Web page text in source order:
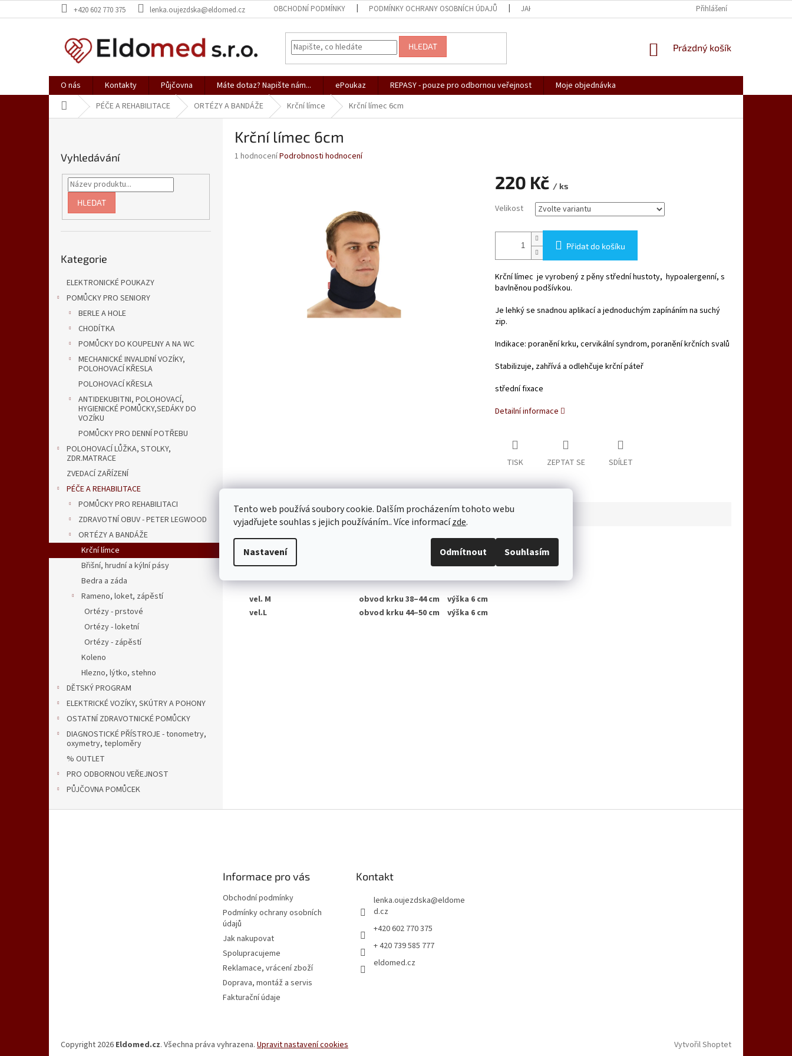
Tento web používá soubory cookie. Dalším procházením tohoto webu
vyjadřujete souhlas s jejich používáním.. Více informacízde.
Nastavení Odmítnout Souhlasím
na
+420 602 770 375 lenka.oujezdska@eldomed.cz OBCHODNÍ PODMÍNKY PODMÍNKY OCHRANY OSOBNÍCH ÚDAJŮ JAK NAKUPOVAT REKLAMACE, VRÁCENÍ ZBOŽÍ
Přihlášení
HLEDAT
NÁKUPNÍ
Prázdný košík
O nás Kontakty Půjčovna Máte dotaz? Napište nám... ePoukaz REPASY - pouze pro odbornou veřejnost
Moje objednávka
Domů PÉČE A REHABILITACE ORTÉZY A BANDÁŽE Krční límce Krční límec 6cm
Vyhledávání
HLEDAT
kategorie
Kategorie
ELEKTRONICKÉ POUKAZY
POMŮCKY PRO SENIORY
BERLE A HOLE
CHODÍTKA
POMŮCKY DO KOUPELNY A NA WC
MECHANICKÉ INVALIDNÍ VOZÍKY,
POLOHOVACÍ KŘESLA
POLOHOVACÍ KŘESLA
ANTIDEKUBITNI, POLOHOVACÍ,
HYGIENICKÉ POMŮCKY,SEDÁKY DO
VOZÍKU
POMŮCKY PRO DENNÍ POTŘEBU
POLOHOVACÍ LŮŽKA, STOLKY,
ZDR.MATRACE
ZVEDACÍ ZAŘÍZENÍ
PÉČE A REHABILITACE
POMŮCKY PRO REHABILITACI
ZDRAVOTNÍ OBUV - PETER LEGWOOD
ORTÉZY A BANDÁŽE
Krční límce
Břišní, hrudní a kýlní pásy
Bedra a záda
Rameno, loket, zápěstí
Ortézy - prstové
Ortézy - loketní
Ortézy - zápěstí
Koleno
Hlezno, lýtko, stehno
DĚTSKÝ PROGRAM
ELEKTRICKÉ VOZÍKY, SKÚTRY A POHONY
OSTATNÍ ZDRAVOTNICKÉ POMŮCKY
DIAGNOSTICKÉ PŘÍSTROJE - tonometry,
oxymetry, teploměry
% OUTLET
PRO ODBORNOU VEŘEJNOST
PŮJČOVNA POMŮCEK
Krční límec 6cm
Průměrné
1 hodnoceníPodrobnosti hodnocení
220 Kč / ks
cena:
Velikost
Přidat do košíku
Krční límec je vyrobený z pěny střední hustoty, hypoalergenní, s
bavlněnou podšívkou.
Je lehký se snadnou aplikací a jednoduchým zapínáním na suchý
zip.
Indikace: poranění krku, cervikální syndrom, poranění krčních svalů
Stabilizuje, zahřívá a odlehčuje krční páteř
střední fixace
Detailní informace
TISK ZEPTAT SE SDÍLET
Popis Diskuze
Detailní popis produktu
vel. M obvod krku 38–44 cm
výška 6 cm
vel.L
obvod krku 44–50 cm výška 6 cm
Informace pro vás
Obchodní podmínky
Podmínky ochrany osobních
údajů
Jak nakupovat
Spolupracujeme
Reklamace, vrácení zboží
Doprava, montáž a servis
Fakturační údaje
Kontakt
lenka.oujezdska@eldome
d.cz
+420 602 770 375
+ 420 739 585 777
eldomed.cz
Vytvořil Shoptet
Copyright 2026 Eldomed.cz. Všechna práva vyhrazena. Upravit nastavení cookies